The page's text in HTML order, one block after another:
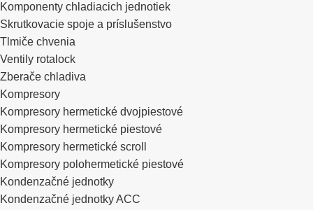
Komponenty chladiacich jednotiek
Skrutkovacie spoje a príslušenstvo
Tlmiče chvenia
Ventily rotalock
Zberače chladiva
Kompresory
Kompresory hermetické dvojpiestové
Kompresory hermetické piestové
Kompresory hermetické scroll
Kompresory polohermetické piestové
Kondenzačné jednotky
Kondenzačné jednotky ACC